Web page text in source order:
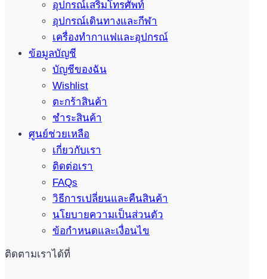
อุปกรณ์เสริมโทรศัพท์
อุปกรณ์เดินทางและกีฬา
เครื่องทำกาแฟและอุปกรณ์
ข้อมูลบัญชี
บัญชีของฉัน
Wishlist
ตะกร้าสินค้า
ชำระสินค้า
ศูนย์ช่วยเหลือ
เกี่ยวกับเรา
ติดต่อเรา
FAQs
วิธีการเปลี่ยนและคืนสินค้า
นโยบายความเป็นส่วนตัว
ข้อกำหนดและเงื่อนไข
ติดตามเราได้ที่